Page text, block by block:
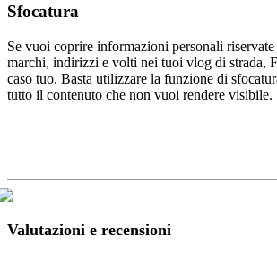
Sfocatura
Se vuoi coprire informazioni personali
marchi, indirizzi e volti nei tuoi vlog di strada,
caso tuo. Basta utilizzare la funzione di
tutto il contenuto che non vuoi rendere visibile.
Valutazioni e recensioni